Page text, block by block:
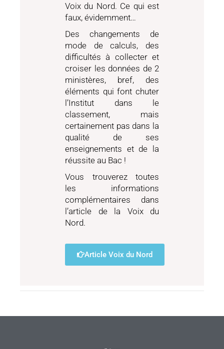
Voix du Nord. Ce qui est
faux, évidemment…
Des changements de
mode de calculs, des
difficultés à collecter et
croiser les données de 2
ministères, bref, des
éléments qui font chuter
l’Institut dans le
classement, mais
certainement pas dans la
qualité de ses
enseignements et de la
réussite au Bac !
Vous trouverez toutes
les informations
complémentaires dans
l’article de la Voix du
Nord.
Article Voix du Nord